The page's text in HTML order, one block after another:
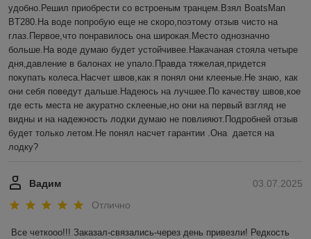
удобно.Решил приобрести со встроеным транцем.Взял BoatsMan
BT280.На воде попробую еще не скоро,поэтому отзыв чисто на
глаз.Первое,что понравилось она широкая.Место однозначно
больше.На воде думаю будет устойчивее.Накачаная стояла четыре
дня,давление в балонах не упало.Правда тяжелая,придется
покупать колеса.Насчет швов,как я понял они клееные.Не знаю, как
они себя поведут дальше.Надеюсь на лучшее.По качеству швов,кое
где есть места не акуратно склееные,но они на первый взгляд не
видны и на надежность лодки думаю не повлияют.Подробней отзыв
будет только летом.Не понял насчет гарантии .Она  дается на
лодку?
03.07.2025
Вадим
Отлично
Все четкооо!!! Заказал-связались-через день привезли! Редкость